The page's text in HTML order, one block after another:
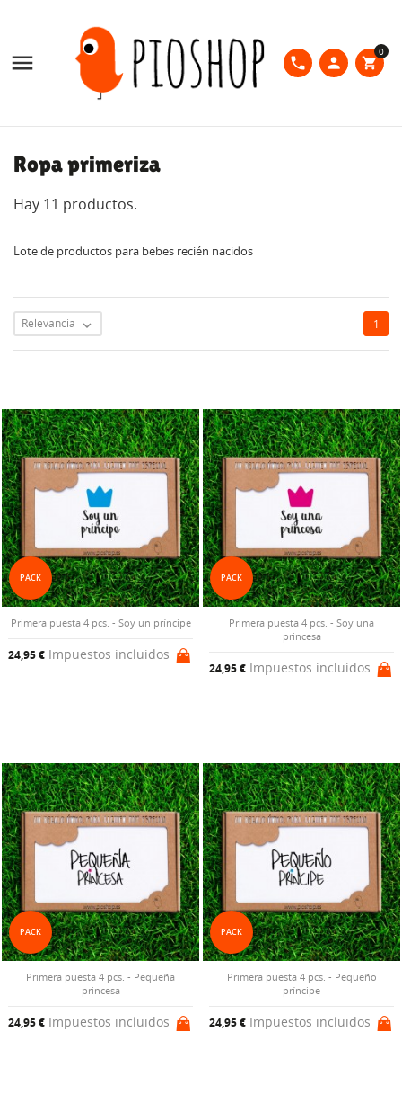
 phone person shopping_cart
0
Ropa primeriza
Hay 11 productos.
Lote de productos para bebes recién nacidos
Relevancia  1
PACK
Primera puesta 4 pcs. - Soy un príncipe
24,95 € Impuestos incluidos
PACK
Primera puesta 4 pcs. - Soy una
princesa
24,95 € Impuestos incluidos
PACK
Primera puesta 4 pcs. - Pequeña
princesa
24,95 € Impuestos incluidos
PACK
Primera puesta 4 pcs. - Pequeño
príncipe
24,95 € Impuestos incluidos